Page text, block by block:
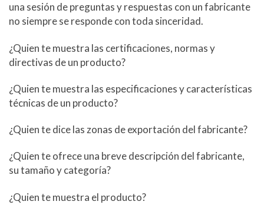
una sesión de preguntas y respuestas con un fabricante
no siempre se responde con toda sinceridad.
¿Quien te muestra las certificaciones, normas y
directivas de un producto?
¿Quien te muestra las especificaciones y características
técnicas de un producto?
¿Quien te dice las zonas de exportación del fabricante?
¿Quien te ofrece una breve descripción del fabricante,
su tamaño y categoría?
¿Quien te muestra el producto?